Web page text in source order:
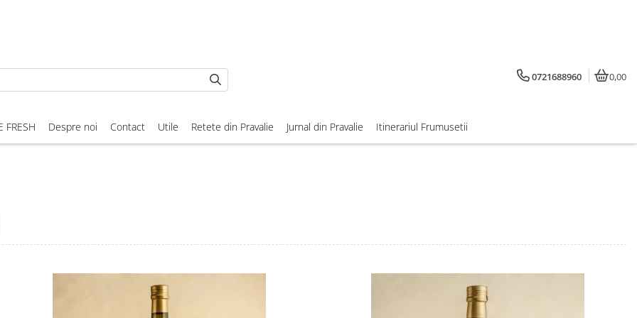
0721688960 0,00
FRESH Despre noi Contact Utile Retete din Pravalie Jurnal din Pravalie Itinerariul Frumusetii